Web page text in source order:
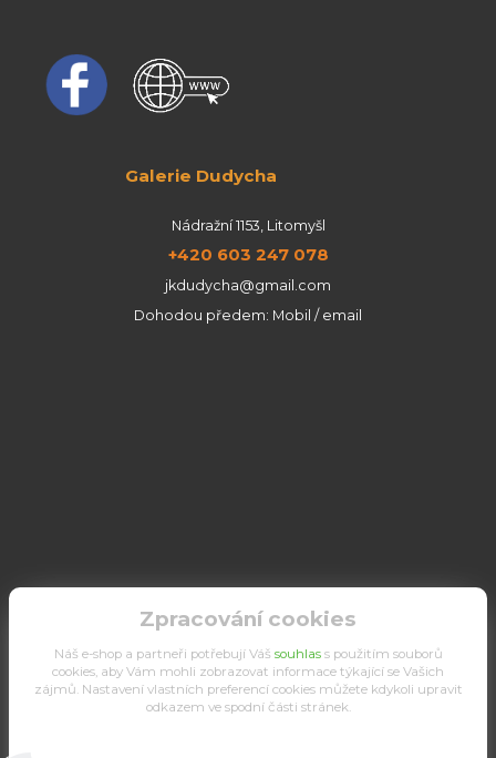
Galerie Dudycha
Nádražní 1153, Litomyšl
+420 603 247 078
jkdudycha@gmail.com
Dohodou předem: Mobil / email
Zpracování cookies
Náš e-shop a partneři potřebují Váš souhlass použitím souborů
cookies, aby Vám mohli zobrazovat informace týkající se Vašich
zájmů. Nastavení vlastních preferencí cookies můžete kdykoli upravit
odkazem ve spodní části stránek.